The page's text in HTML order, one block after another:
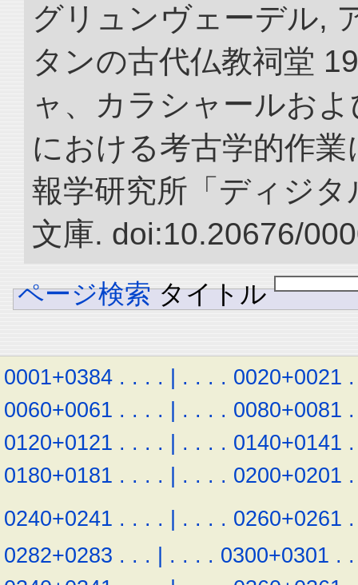
グリュンヴェーデル,
タンの古代仏教祠堂
ャ、カラシャールお
における考古学的作
報学研究所「ディジ
文庫. doi:10.20676/
ページ検索 タイトル
0001+0384 . . . . | . . . . 0020+0021 .
0060+0061 . . . . | . . . . 0080+0081 .
0120+0121 . . . . | . . . . 0140+0141 .
0180+0181 . . . . | . . . . 0200+0201 .
0240+0241 . . . . | . . . . 0260+0261 .
0282+0283 . . . | . . . . 0300+0301 . .